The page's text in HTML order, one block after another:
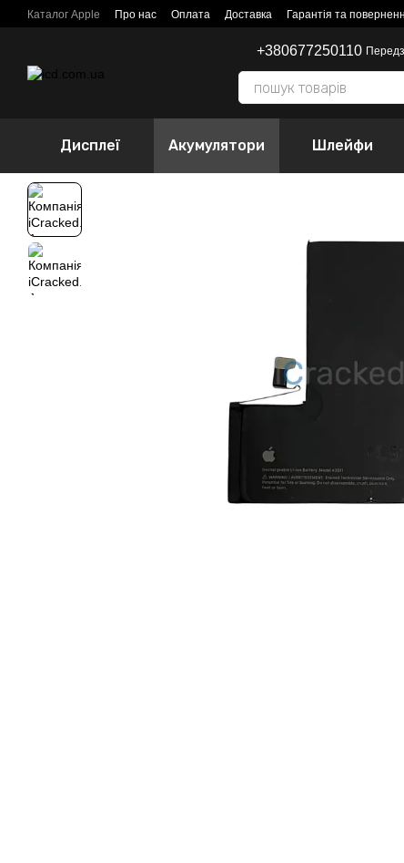
Перейти до основного контенту
Каталог Apple Про нас Оплата Доставка Гарантія та
+380677250110
Дисплеї Акумулятори Шлейфи